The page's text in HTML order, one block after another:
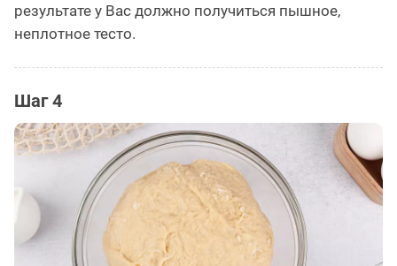
результате у Вас должно получиться пышное,
неплотное тесто.
Шаг 4